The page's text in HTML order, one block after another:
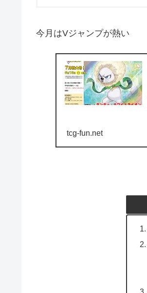
今月はVジャンプが熱い
tcg-fun.net